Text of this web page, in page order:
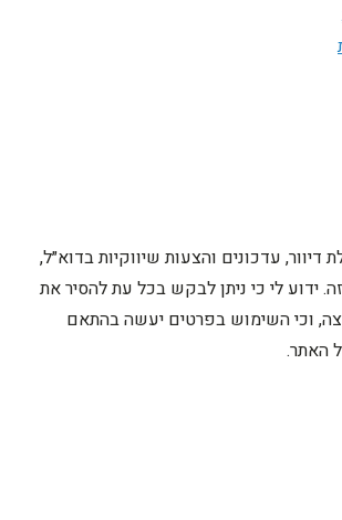
עדכונים והצעות שיווקיות בדוא״ל,
ידוע לי כי ניתן לבקש בכל עת להסיר את
וכי השימוש בפרטים יעשה בהתאם
האתר.